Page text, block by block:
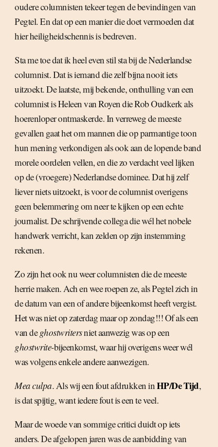
oudere columnisten tekeer tegen de bevindingen van
Pegtel. En dat op een manier die doet vermoeden dat
hier heiligheidschennis is bedreven.
Sta me toe dat ik heel even stil sta bij de Nederlandse
columnist. Dat is iemand die zelf bijna nooit iets
uitzoekt. De laatste, mij bekende, onthulling van een
columnist is Heleen van Royen die Rob Oudkerk als
hoerenloper ontmaskerde. In verreweg de meeste
gevallen gaat het om mannen die op parmantige toon
hun mening verkondigen als ook aan de lopende band
morele oordelen vellen, en die zo verdacht veel lijken
op de (vroegere) Nederlandse dominee. Dat hij zelf
liever niets uitzoekt, is voor de columnist overigens
geen belemmering om neer te kijken op een echte
journalist. De schrijvende collega die wél het nobele
handwerk verricht, kan zelden op zijn instemming
rekenen.
Zo zijn het ook nu weer columnisten die de meeste
herrie maken. Ach en wee roepen ze, als Pegtel zich in
de datum van een of andere bijeenkomst heeft vergist.
Het was niet op zaterdag maar op zondag!!! Of als een
van deghostwritersniet aanwezig was op een
ghostwrite-bijeenkomst, waar hij overigens weer wél
was volgens enkele andere aanwezigen.
Mea culpa. Als wij een fout afdrukken inHP/De Tijd,
is dat spijtig, want iedere fout is een te veel.
Maar de woede van sommige critici duidt op iets
anders. De afgelopen jaren was de aanbidding van